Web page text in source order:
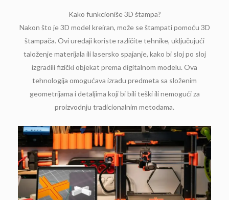
Kako funkcioniše 3D štampa?
Nakon što je 3D model kreiran, može se štampati pomoću 3D
štampača. Ovi uređaji koriste različite tehnike, uključujući
taloženje materijala ili lasersko spajanje, kako bi sloj po sloj
izgradili fizički objekat prema digitalnom modelu. Ova
tehnologija omogućava izradu predmeta sa složenim
geometrijama i detaljima koji bi bili teški ili nemogući za
proizvodnju tradicionalnim metodama.